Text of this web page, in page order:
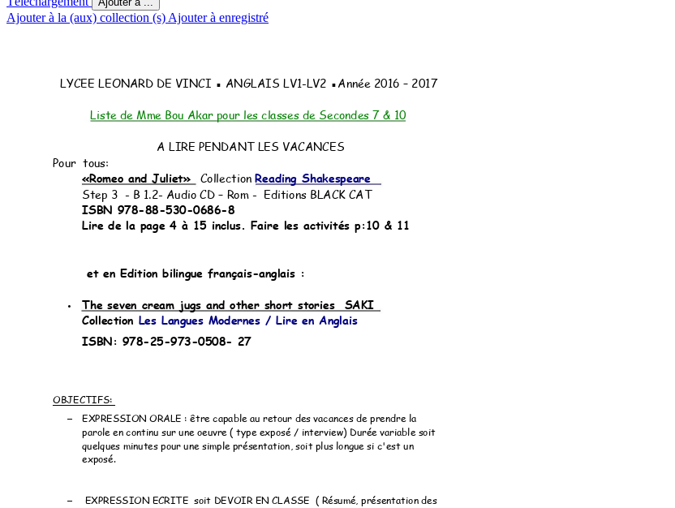
Ajouter à la (aux) collection (s) Ajouter à enregistré
LYCEE LEONARD DE VINCI ▪ ANGLAIS LV1-LV2 ▪Année 2016 – 2017
Liste de Mme Bou Akar pour les classes de Secondes 7 & 10
A LIRE PENDANT LES VACANCES
Pour  tous:
«Romeo and Juliet» Collection Reading Shakespeare
Step 3  - B 1.2- Audio CD – Rom -  Editions BLACK CAT
ISBN 978-88-530-0686-8
Lire de la page 4 à 15 inclus. Faire les activités p:10 & 11
et en Edition bilingue français-anglais :
• The seven cream jugs and other short stories SAKI
Collection Les Langues Modernes / Lire en Anglais
ISBN: 978-25-973-0508- 27
OBJECTIFS:
– EXPRESSION ORALE : être capable au retour des vacances de prendre la
parole en continu sur une oeuvre ( type exposé / interview) Durée variable soit
quelques minutes pour une simple présentation, soit plus longue si c'est un
exposé.
–
EXPRESSION ECRITE  soit DEVOIR EN CLASSE  ( Résumé, présentation des